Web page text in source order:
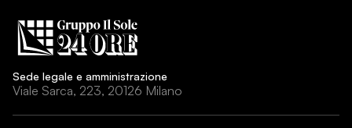
Sede legale e amministrazione
Viale Sarca, 223, 20126 Milano